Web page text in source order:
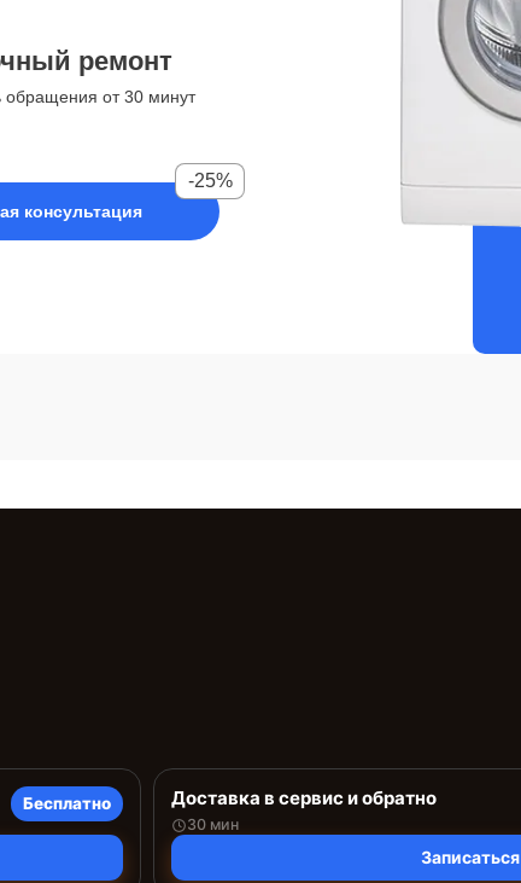
ремонт
обращения от 30 минут
консультация
-25%
Бесплатно Доставка в сервис и обратно
30 мин
Записаться